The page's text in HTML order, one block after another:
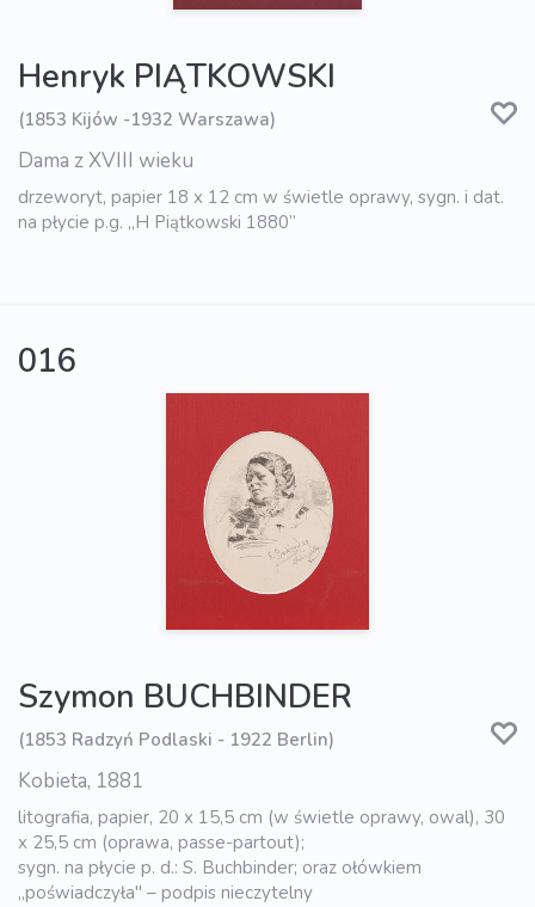
Henryk PIĄTKOWSKI
(1853 Kijów -1932 Warszawa)
Dama z XVIII wieku
drzeworyt, papier 18 x 12 cm w świetle oprawy, sygn. i dat.
na płycie p.g. „H Piątkowski 1880”
016
Szymon BUCHBINDER
(1853 Radzyń Podlaski - 1922 Berlin)
Kobieta, 1881
litografia, papier, 20 x 15,5 cm (w świetle oprawy, owal), 30
x 25,5 cm (oprawa, passe-partout);
sygn. na płycie p. d.: S. Buchbinder; oraz ołówkiem
„poświadczyła" – podpis nieczytelny